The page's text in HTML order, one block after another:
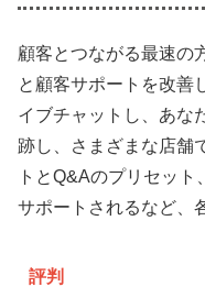
顧客とつながる最速の
と顧客サポートを改善
イブチャットし、あな
跡し、さまざまな店舗
トとQ&Aのプリセッ
サポートされるなど、
評判